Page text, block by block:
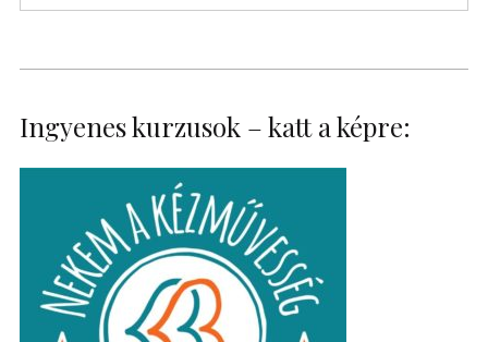
Ingyenes kurzusok – katt a képre: